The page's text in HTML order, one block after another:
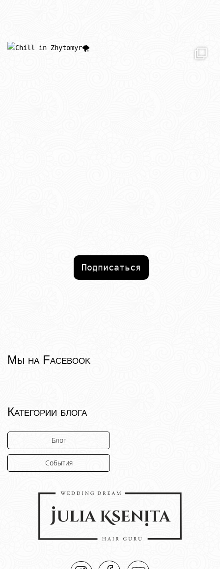
Подписаться
Мы на Facebook
Категории блога
Блог
События